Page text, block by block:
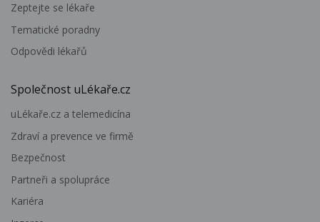
Zeptejte se lékaře
Tematické poradny
Odpovědi lékařů
Společnost uLékaře.cz
uLékaře.cz a telemedicína
Zdraví a prevence ve firmě
Bezpečnost
Partneři a spolupráce
Kariéra